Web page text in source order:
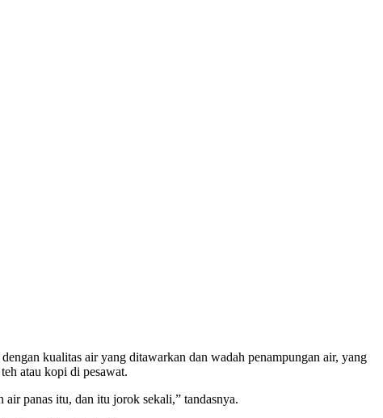
kualitas air yang ditawarkan dan wadah penampungan air, yang
atau kopi di pesawat.
panas itu, dan itu jorok sekali,” tandasnya.